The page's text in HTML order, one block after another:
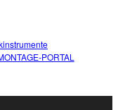
PORTAL